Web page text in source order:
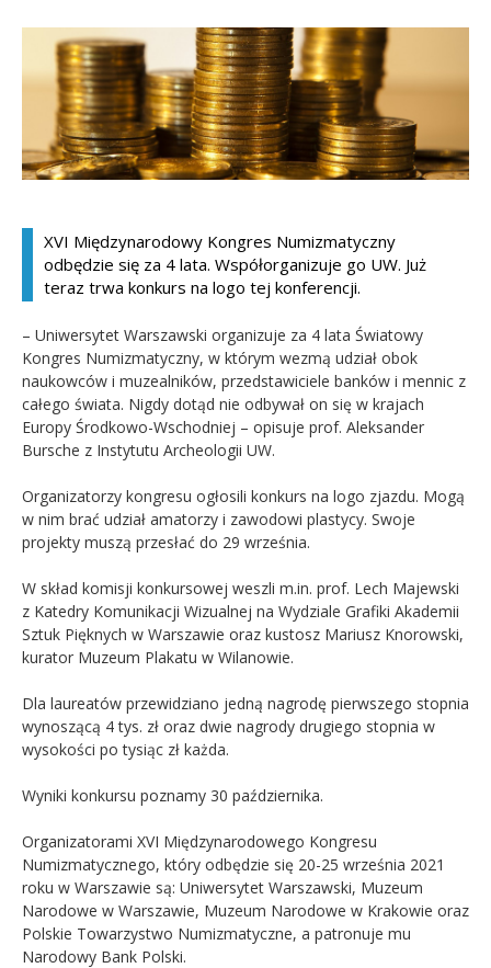
Kandydat
Absolwent
XVI Międzynarodowy Kongres Numizmatyczny
odbędzie się za 4 lata. Współorganizuje go UW. Już
teraz trwa konkurs na logo tej konferencji.
– Uniwersytet Warszawski organizuje za 4 lata Światowy
Kongres Numizmatyczny, w którym wezmą udział obok
naukowców i muzealników, przedstawiciele banków i mennic z
całego świata. Nigdy dotąd nie odbywał on się w krajach
Europy Środkowo-Wschodniej – opisuje prof. Aleksander
Bursche z Instytutu Archeologii UW.
Organizatorzy kongresu ogłosili konkurs na logo zjazdu. Mogą
w nim brać udział amatorzy i zawodowi plastycy. Swoje
projekty muszą przesłać do 29 września.
W skład komisji konkursowej weszli m.in. prof. Lech Majewski
z Katedry Komunikacji Wizualnej na Wydziale Grafiki Akademii
Sztuk Pięknych w Warszawie oraz kustosz Mariusz Knorowski,
kurator Muzeum Plakatu w Wilanowie.
Dla laureatów przewidziano jedną nagrodę pierwszego stopnia
wynoszącą 4 tys. zł oraz dwie nagrody drugiego stopnia w
wysokości po tysiąc zł każda.
Wyniki konkursu poznamy 30 października.
Organizatorami XVI Międzynarodowego Kongresu
Numizmatycznego, który odbędzie się 20-25 września 2021
roku w Warszawie są: Uniwersytet Warszawski, Muzeum
Narodowe w Warszawie, Muzeum Narodowe w Krakowie oraz
Polskie Towarzystwo Numizmatyczne, a patronuje mu
Narodowy Bank Polski.